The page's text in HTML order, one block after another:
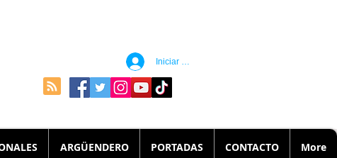
Iniciar sesión
ARGÜENDERO PORTADAS CONTACTO More